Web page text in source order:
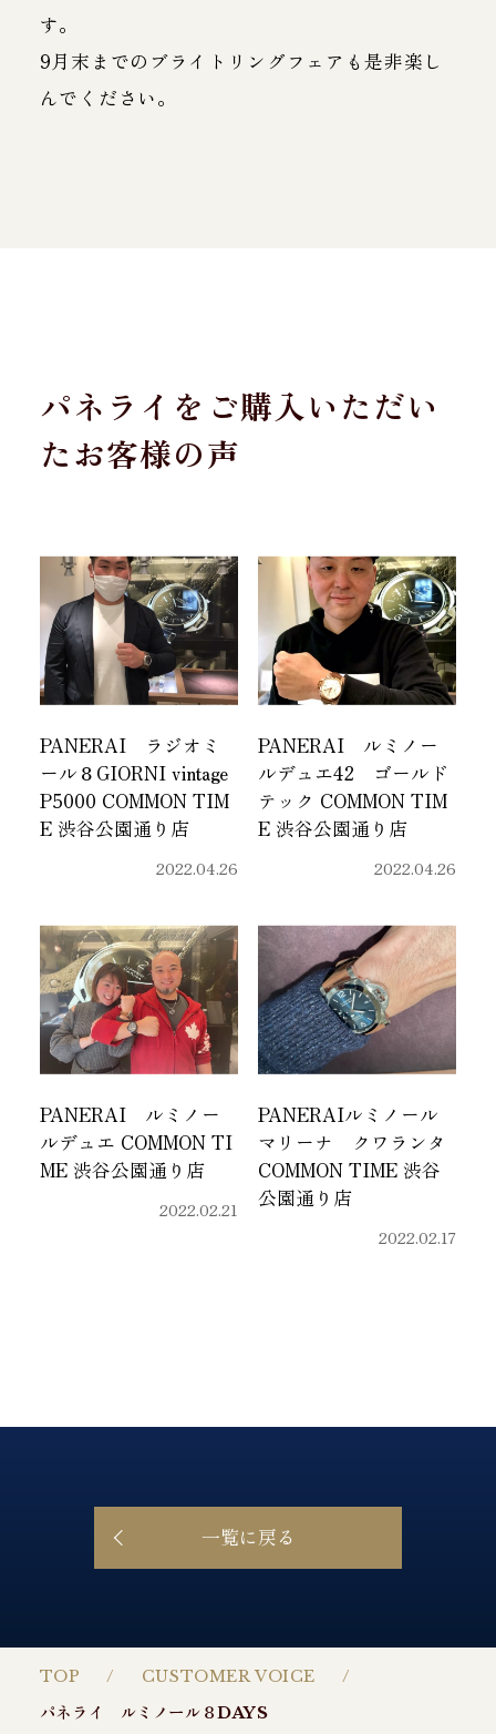
TOP
CUSTOMER VOICE
パネライ ルミノール８DAYS
す。
9月末までのブライトリングフェアも是非楽し
んでください。
パネライをご購入いただい
たお客様の声
PANERAI ラジオミ
ール８GIORNI vintage
P5000 COMMON TIM
E 渋谷公園通り店
2022.04.26
PANERAI ルミノー
ルデュエ42 ゴールド
テック COMMON TIM
E 渋谷公園通り店
2022.04.26
PANERAI ルミノー
ルデュエ COMMON TI
ME 渋谷公園通り店
2022.02.21
PANERAIルミノール
マリーナ クワランタ
COMMON TIME 渋谷
公園通り店
2022.02.17
一覧に戻る